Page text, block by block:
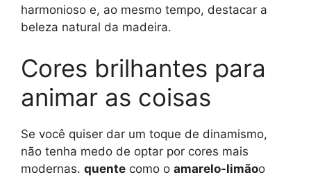
harmonioso e, ao mesmo tempo, destacar a
beleza natural da madeira.
Cores brilhantes para
animar as coisas
Se você quiser dar um toque de dinamismo,
não tenha medo de optar por cores mais
modernas. quente como o amarelo-limãoo